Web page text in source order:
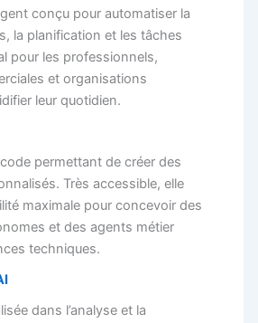
conçu pour automatiser la
la planification et les tâches
pour les professionnels,
et organisations
leur quotidien.
permettant de créer des
Très accessible, elle
maximale pour concevoir des
et des agents métier
techniques.
dans l’analyse et la